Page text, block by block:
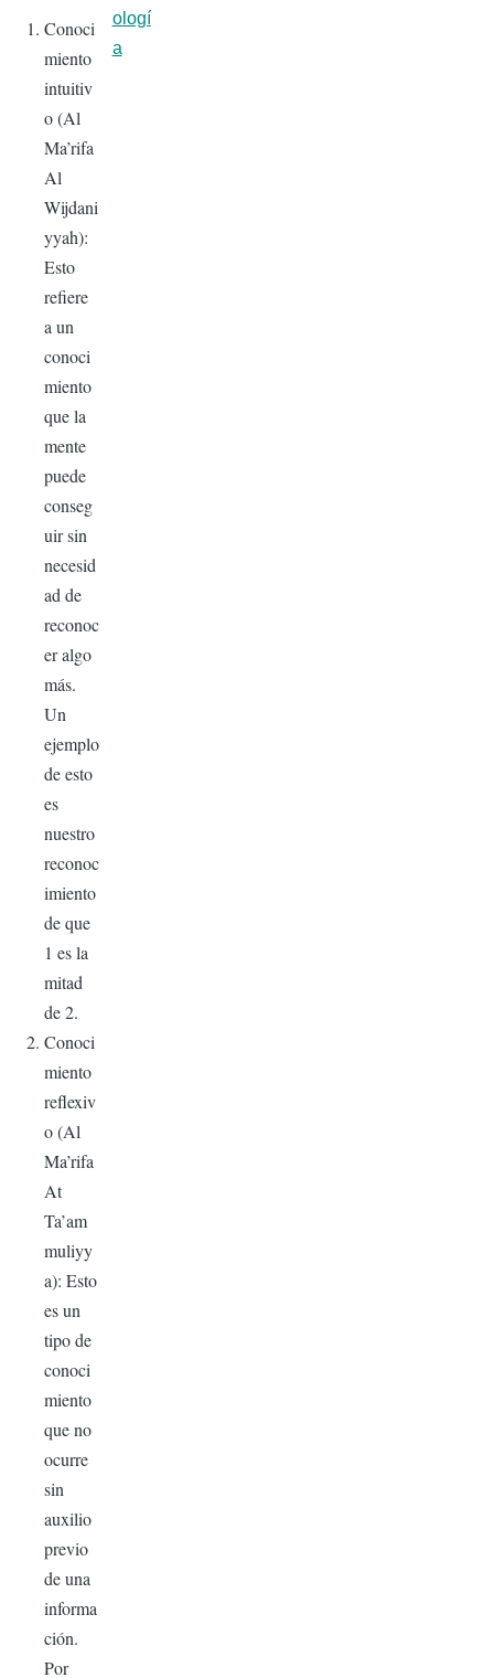
Conoci
miento
intuitiv
o (Al
Ma’rifa
Al
Wijdani
yyah):
Esto
refiere
a un
conoci
miento
que la
mente
puede
conseg
uir sin
necesid
ad de
reconoc
er algo
más.
Un
ejemplo
de esto
es
nuestro
reconoc
imiento
de que
1 es la
mitad
de 2.
Conoci
miento
reflexiv
o (Al
Ma’rifa
At
Ta’am
muliyy
a): Esto
es un
tipo de
conoci
miento
que no
ocurre
sin
auxilio
previo
de una
informa
ción.
Por
ologí
a